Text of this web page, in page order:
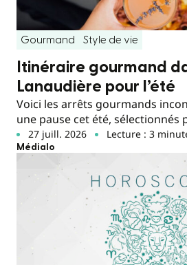
Gourmand Style de vie
Itinéraire gourmand
Lanaudière pour l’été
Voici les arrêts gourmands
une pause cet été, sélectionnés
27 juill. 2026 Lecture : 3
Médialo